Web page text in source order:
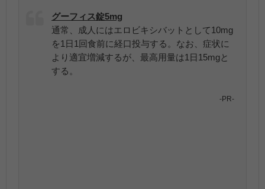
グーフィス錠5mg
通常、成人にはエロビキシバットとして10mg
を1日1回食前に経口投与する。なお、症状に
より適宜増減するが、最高用量は1日15mgと
する。
-PR-